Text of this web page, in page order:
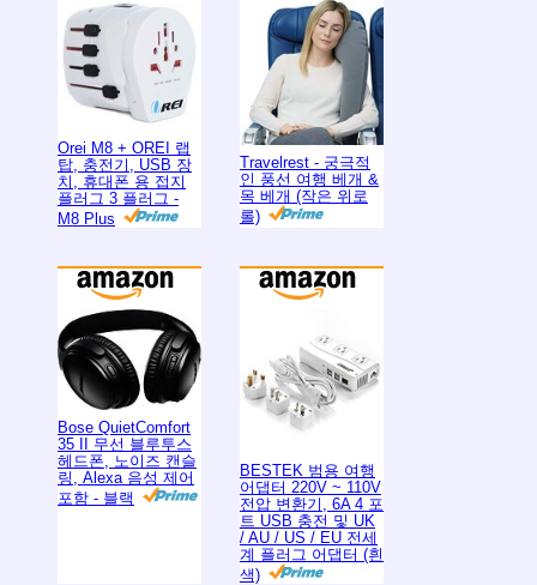
Orei M8 + OREI 랩
탑, 충전기, USB 장
치, 휴대폰 용 접지
플러그 3 플러그 -
M8 Plus
Travelrest - 궁극적
인 풍선 여행 베개 &
목 베개 (작은 위로
롤)
Bose QuietComfort
35 II 무선 블루투스
헤드폰, 노이즈 캔슬
링, Alexa 음성 제어
포함 - 블랙
BESTEK 범용 여행
어댑터 220V ~ 110V
전압 변환기, 6A 4 포
트 USB 충전 및 UK
/ AU / US / EU 전세
계 플러그 어댑터 (흰
색)